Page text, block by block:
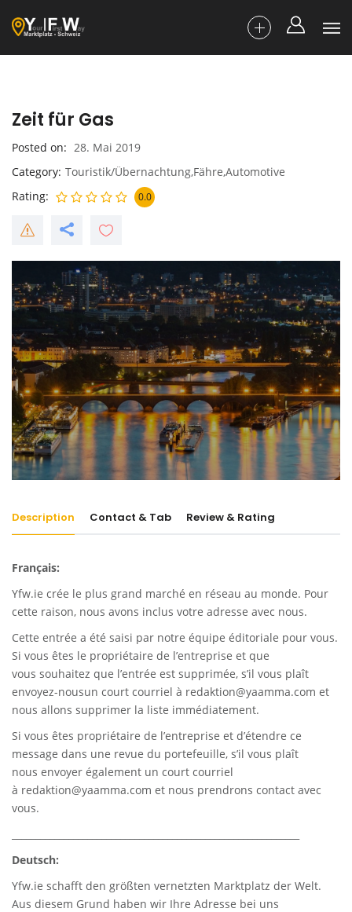
Zeit für Gas
Posted on
28. Mai 2019
Category Touristik/Übernachtung,Fähre,Automotive
Rating
0.0
Description Contact & Tab Review & Rating
Français:
Yfw.ie crée le plus grand marché en réseau au monde. Pour
cette raison, nous avons inclus votre adresse avec nous.
Cette entrée a été saisi par notre équipe éditoriale pour vous.
Si vous êtes le propriétaire de l’entreprise et que
vous souhaitez que l’entrée est supprimée, s’il vous plaît
envoyez-nousun court courriel à redaktion@yaamma.com et
nous allons supprimer la liste immédiatement.
Si vous êtes propriétaire de l’entreprise et d’étendre ce
message dans une revue du portefeuille, s’il vous plaît
nous envoyer également un court courriel
à redaktion@yaamma.com et nous prendrons contact avec
vous.
Deutsch:
Yfw.ie schafft den größten vernetzten Marktplatz der Welt.
Aus diesem Grund haben wir Ihre Adresse bei uns